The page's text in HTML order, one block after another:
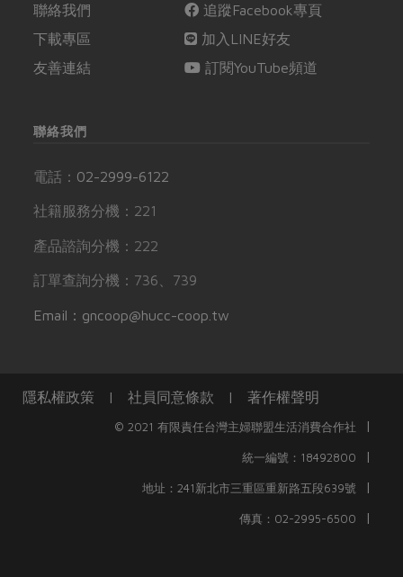
聯絡我們
下載專區
友善連結
追蹤Facebook專頁
加入LINE好友
訂閱YouTube頻道
聯絡我們
電話： 02-2999-6122
社籍服務分機：221
產品諮詢分機：222
訂單查詢分機：736、739
Email：gncoop@hucc-coop.tw
隱私權政策 | 社員同意條款 | 著作權聲明
© 2021 有限責任台灣主婦聯盟生活消費合作社 |
統一編號：18492800 |
地址：241新北市三重區重新路五段639號 |
傳真：02-2995-6500 |